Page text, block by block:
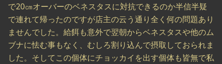
で20㎝オーバーのベネスタスに対抗できるのか半信半疑
で連れて帰ったのですが店主の云う通り全く何の問題あり
ませんでした。給餌も意外で翌朝からベネスタスや他のム
ブナに怯む事もなく、むしろ割り込んで摂取しておられま
した。そしてこの個体にチョッカイを出す個体も皆無で私